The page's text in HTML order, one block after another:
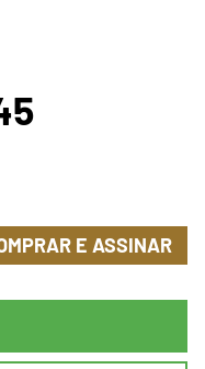
E ASSINAR